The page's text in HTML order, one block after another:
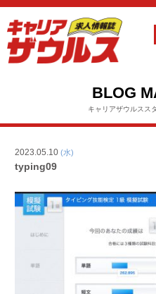
BLOG
キャリアザウルスス
2023.05.10 (水)
typing09